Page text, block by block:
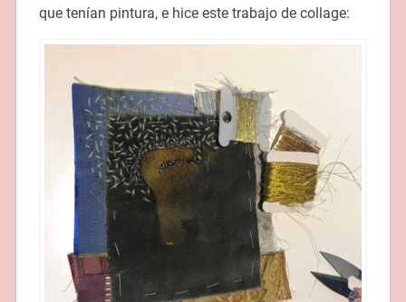
que tenían pintura, e hice este trabajo de collage: